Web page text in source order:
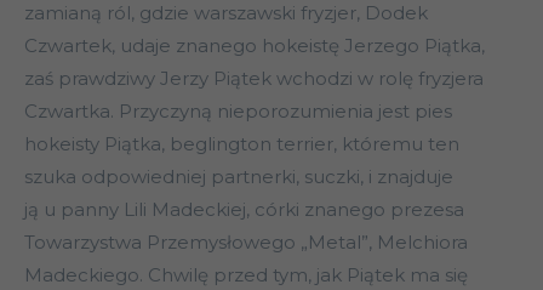
zamianą ról, gdzie warszawski fryzjer, Dodek
Czwartek, udaje znanego hokeistę Jerzego Piątka,
zaś prawdziwy Jerzy Piątek wchodzi w rolę fryzjera
Czwartka. Przyczyną nieporozumienia jest pies
hokeisty Piątka, beglington terrier, któremu ten
szuka odpowiedniej partnerki, suczki, i znajduje
ją u panny Lili Madeckiej, córki znanego prezesa
Towarzystwa Przemysłowego „Metal”, Melchiora
Madeckiego. Chwilę przed tym, jak Piątek ma się